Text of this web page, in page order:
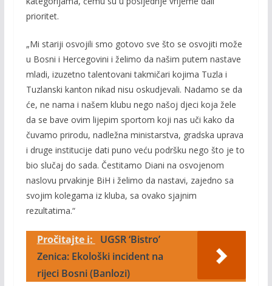
prioritet.
„Mi stariji osvojili smo gotovo sve što se osvojiti može
u Bosni i Hercegovini i želimo da našim putem nastave
mladi, izuzetno talentovani takmičari kojima Tuzla i
Tuzlanski kanton nikad nisu oskudjevali. Nadamo se da
će, ne nama i našem klubu nego našoj djeci koja žele
da se bave ovim lijepim sportom koji nas uči kako da
čuvamo prirodu, nadležna ministarstva, gradska uprava
i druge institucije dati puno veću podršku nego što je to
bio slučaj do sada. Čestitamo Diani na osvojenom
naslovu prvakinje BiH i želimo da nastavi, zajedno sa
svojim kolegama iz kluba, sa ovako sjajnim
rezultatima.“
Pročitajte i:
UGSR ‘Bistro’
Zenica: Ekološki incident na
rijeci Bosni (Banlozi)